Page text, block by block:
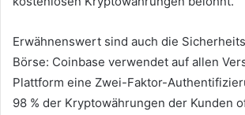
Erwähnenswert sind auch die
Börse: Coinbase verwendet auf allen
Plattform eine Zwei-Faktor-
98 % der Kryptowährungen der Kunden